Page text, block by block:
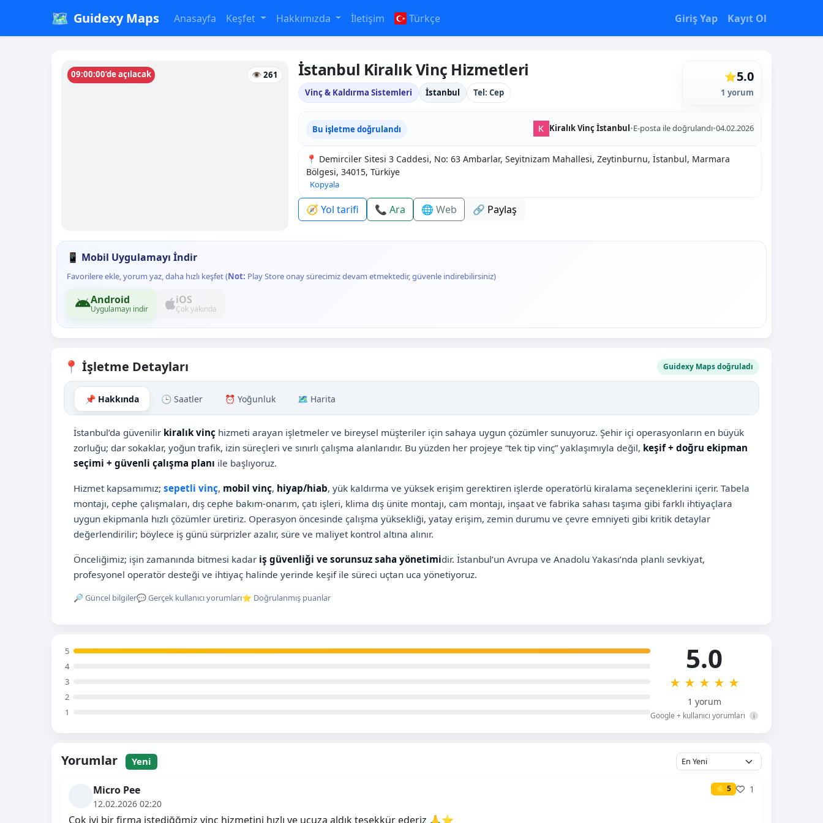
🗺️ Guidexy Maps Anasayfa Keşfet Hakkımızda İletişim Türkçe Giriş Yap Kayıt Ol
09:00:00’de açılacak 👁 261 İstanbul Kiralık Vinç Hizmetleri
Vinç & Kaldırma Sistemleri İstanbul Tel: Cep
⭐5.0
1 yorum
Bu işletme doğrulandı Kiralık Vinç İstanbul•E-posta ile doğrulandı•04.02.2026
📍 Demirciler Sitesi 3 Caddesi, No: 63 Ambarlar, Seyitnizam Mahallesi, Zeytinburnu, İstanbul, Marmara
Bölgesi, 34015, Türkiye
Kopyala
🧭 Yol tarifi 📞 Ara 🌐 Web 🔗 Paylaş
📱 Mobil Uygulamayı İndir
Favorilere ekle, yorum yaz, daha hızlı keşfet (Not: Play Store onay sürecimiz devam etmektedir, güvenle indirebilirsiniz)
Android
Uygulamayı indir
iOS
Çok yakında
📍 İşletme Detayları Guidexy Maps doğruladı
📌 Hakkında 🕒 Saatler ⏰ Yoğunluk 🗺️ Harita
İstanbul’da güvenilir kiralık vinç hizmeti arayan işletmeler ve bireysel müşteriler için sahaya uygun çözümler sunuyoruz. Şehir içi operasyonların en büyük
zorluğu; dar sokaklar, yoğun trafik, izin süreçleri ve sınırlı çalışma alanlarıdır. Bu yüzden her projeye “tek tip vinç” yaklaşımıyla değil, keşif + doğru ekipman
seçimi + güvenli çalışma planı ile başlıyoruz.
Hizmet kapsamımız; sepetli vinç, mobil vinç, hiyap/hiab, yük kaldırma ve yüksek erişim gerektiren işlerde operatörlü kiralama seçeneklerini içerir. Tabela
montajı, cephe çalışmaları, dış cephe bakım-onarım, çatı işleri, klima dış ünite montajı, cam montajı, inşaat ve fabrika sahası taşıma gibi farklı ihtiyaçlara
uygun ekipmanla hızlı çözümler üretiriz. Operasyon öncesinde çalışma yüksekliği, yatay erişim, zemin durumu ve çevre emniyeti gibi kritik detaylar
değerlendirilir; böylece iş günü sürprizler azalır, süre ve maliyet kontrol altına alınır.
Önceliğimiz; işin zamanında bitmesi kadar iş güvenliği ve sorunsuz saha yönetimidir. İstanbul’un Avrupa ve Anadolu Yakası’nda planlı sevkiyat,
profesyonel operatör desteği ve ihtiyaç halinde yerinde keşif ile süreci uçtan uca yönetiyoruz.
🔎 Güncel bilgiler💬 Gerçek kullanıcı yorumları⭐ Doğrulanmış puanlar
5
4
3
2
1
5.0
★ ★ ★ ★ ★
1 yorum
Google + kullanıcı yorumları i
Yorumlar Yeni
Micro Pee ⭐ 5
1
12.02.2026 02:20
Çok iyi bir firma istediğğmiz vinç hizmetini hızlı ve ucuza aldık teşekkür ederiz 🙏⭐